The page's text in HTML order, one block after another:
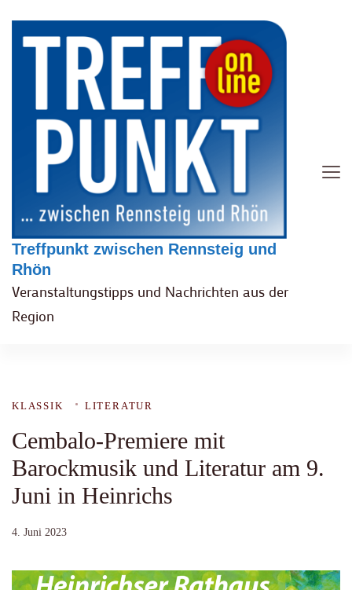
Treffpunkt zwischen Rennsteig und
Rhön
Veranstaltungstipps und Nachrichten aus der
Region
KLASSIK LITERATUR
Cembalo-Premiere mit
Barockmusik und Literatur am 9.
Juni in Heinrichs
4. Juni 2023